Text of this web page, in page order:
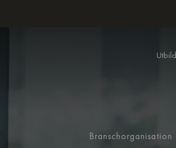
Branschorganisation